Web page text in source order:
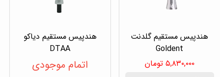
هندپیس مستقیم گلدنت
Goldent
۵,۸۳۰,۰۰۰ تومان
هندپیس مستقیم دیاکو
DTAA
اتمام موجودی